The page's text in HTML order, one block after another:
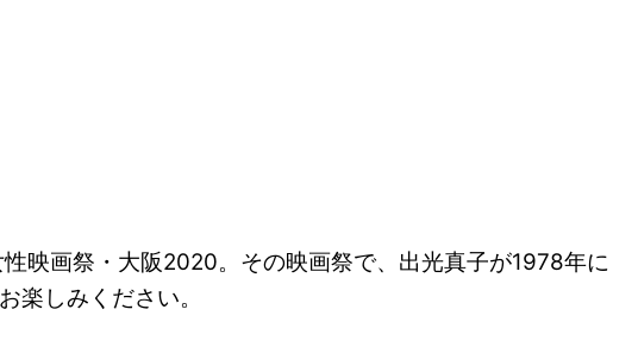
映画祭・大阪2020。その映画祭で、出光真子が1978年に
楽しみください。